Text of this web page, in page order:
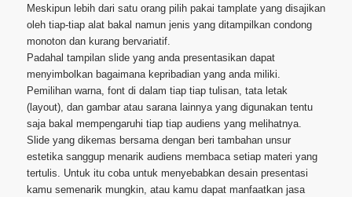
Meskipun lebih dari satu orang pilih pakai tamplate yang disajikan
oleh tiap-tiap alat bakal namun jenis yang ditampilkan condong
monoton dan kurang bervariatif.
Padahal tampilan slide yang anda presentasikan dapat
menyimbolkan bagaimana kepribadian yang anda miliki.
Pemilihan warna, font di dalam tiap tiap tulisan, tata letak
(layout), dan gambar atau sarana lainnya yang digunakan tentu
saja bakal mempengaruhi tiap tiap audiens yang melihatnya.
Slide yang dikemas bersama dengan beri tambahan unsur
estetika sanggup menarik audiens membaca setiap materi yang
tertulis. Untuk itu coba untuk menyebabkan desain presentasi
kamu semenarik mungkin, atau kamu dapat manfaatkan jasa